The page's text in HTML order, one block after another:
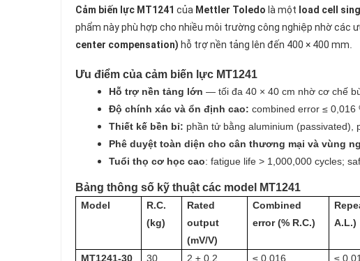
Cảm biến lực MT1241 của Mettler Toledo là một load cell
phẩm này phù hợp cho nhiều môi trường công nghiệp nhờ các
center compensation) hỗ trợ nền tảng lên đến 400 × 400 mm
Ưu điểm của cảm biến lực MT1241
Hỗ trợ nền tảng lớn — tối đa 40 × 40 cm nhờ cơ chế
Độ chính xác và ổn định cao: combined error ≤ 0,016
Thiết kế bền bỉ: phần tử bằng aluminium (passivated),
Phê duyệt toàn diện cho cân thương mại và vùng
Tuổi thọ cơ học cao: fatigue life > 1,000,000 cycles;
Bảng thông số kỹ thuật các model MT1241
Model
R.C.
(kg)
Rated
output
(mV/V)
Combined
error (% R.C.)
A.L.)
MT1241-30 30 2 ± 0.2 ≤ 0.016 ≤ 0.01